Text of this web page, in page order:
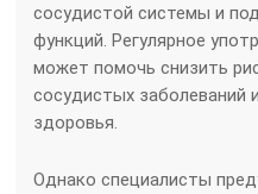
сосудистой системы и
функций. Регулярное
может помочь снизить
сосудистых заболеваний
здоровья.
Однако специалисты